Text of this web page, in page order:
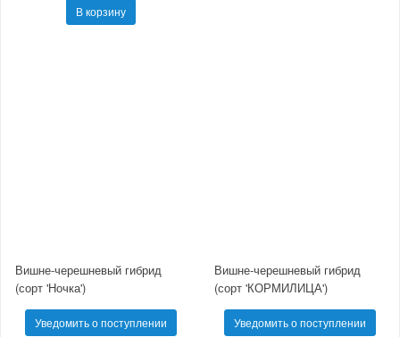
В корзину
Вишне-черешневый гибрид
(сорт 'Ночка')
Уведомить о поступлении
Вишне-черешневый гибрид
(сорт 'КОРМИЛИЦА')
Уведомить о поступлении